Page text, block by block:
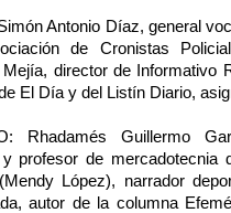
Antonio Díaz, general
de Cronistas
director de Informativo
El Día y del Listín Diario,
Rhadamés Guillermo
y profesor de mercadotecnia
López), narrador
autor de la columna